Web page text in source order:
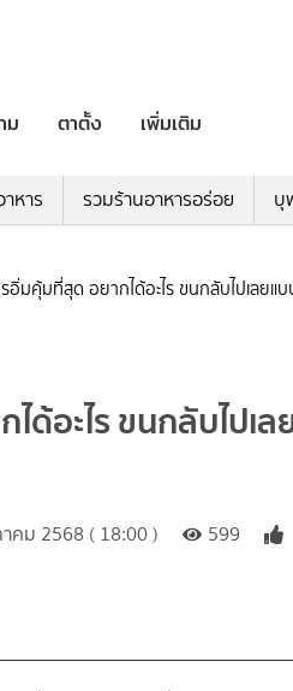
ม ตาตั้ง เพิ่มเติม
หาร รวมร้านอาหารอร่อย บุ
รอิ่มคุ้มที่สุด อยากได้อะไร ขนกลับไปเลย
ด้อะไร ขนกลับไป
คม 2568 ( 18:00 ) 599